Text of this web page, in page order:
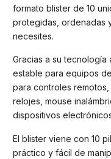
formato blister de 10
protegidas, ordenadas
necesites.
Gracias a su tecnología
estable para equipos
para controles
relojes, mouse
dispositivos
El blister viene con 10
práctico y fácil de